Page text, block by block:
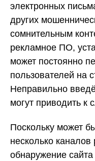
электронных
других
сомнительным
рекламное ПО,
может постоянно
пользователей на
Неправильно
могут приводить
Поскольку может
несколько каналов
обнаружение